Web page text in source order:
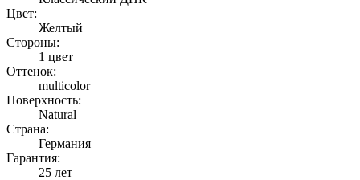
Цвет:
Желтый
Стороны:
1 цвет
Оттенок:
multicolor
Поверхность:
Natural
Страна:
Германия
Гарантия:
25 лет